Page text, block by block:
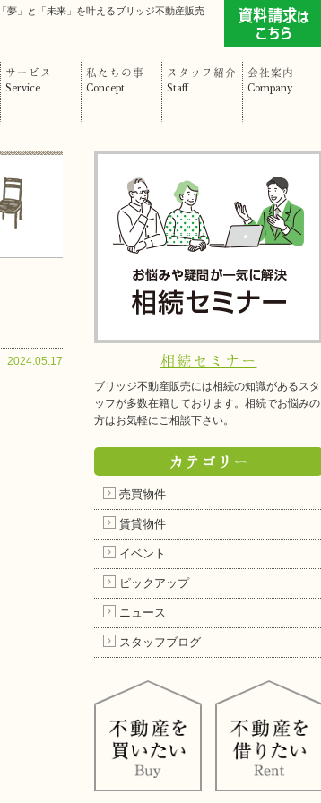
夢」と「未来」を叶えるブリッジ不動産販売
サービス
Service
私たちの事
Concept
スタッフ紹介
Staff
会社案内
Company
2024.05.17 相続セミナー
ブリッジ不動産販売には相続の知識があるスタ
ッフが多数在籍しております。相続でお悩みの
方はお気軽にご相談下さい。
カテゴリー
売買物件
賃貸物件
イベント
ピックアップ
ニュース
スタッフブログ